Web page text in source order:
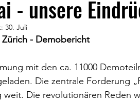
- unsere
30. Juli
Zürich - Demobericht
mit den ca. 11000
Die zentrale Forderung
weit. Die revolutionären Reden